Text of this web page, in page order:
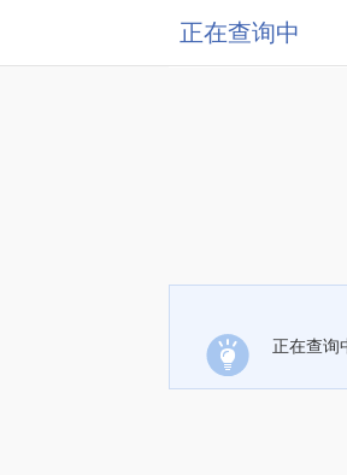
正在查询中
正在查询